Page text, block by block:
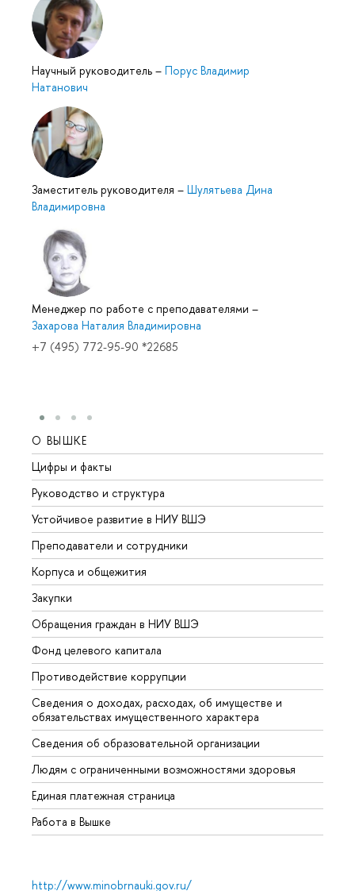
Научный руководитель – Порус Владимир
Натанович
Заместитель руководителя – Шулятьева Дина
Владимировна
Менеджер по работе с преподавателями –
Захарова Наталия Владимировна
+7 (495) 772-95-90 *22685
О ВЫШКЕ
Цифры и факты
Руководство и структура
Устойчивое развитие в НИУ ВШЭ
Преподаватели и сотрудники
Корпуса и общежития
Закупки
Обращения граждан в НИУ ВШЭ
Фонд целевого капитала
Противодействие коррупции
Сведения о доходах, расходах, об имуществе и
обязательствах имущественного характера
Сведения об образовательной организации
Людям с ограниченными возможностями здоровья
Единая платежная страница
Работа в Вышке
http://www.minobrnauki.gov.ru/